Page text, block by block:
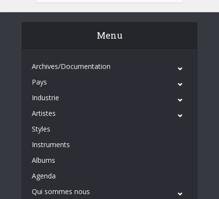
Menu
Archives/Documentation
Pays
Industrie
Artistes
Styles
Instruments
Albums
Agenda
Qui sommes nous